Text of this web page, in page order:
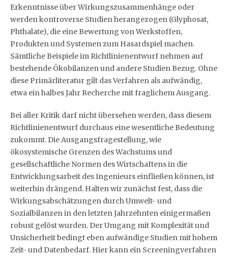
Erkenntnisse über Wirkungszusammenhänge oder
werden kontroverse Studien herangezogen (Glyphosat,
Phthalate), die eine Bewertung von Werkstoffen,
Produkten und Systemen zum Hasardspiel machen.
Sämtliche Beispiele im Richtlinienentwurf nehmen auf
bestehende Ökobilanzen und andere Studien Bezug. Ohne
diese Primärliteratur gilt das Verfahren als aufwändig,
etwa ein halbes Jahr Recherche mit fraglichem Ausgang.
Bei aller Kritik darf nicht übersehen werden, dass diesem
Richtlinienentwurf durchaus eine wesentliche Bedeutung
zukommt. Die Ausgangsfragestellung, wie
ökosystemische Grenzen des Wachstums und
gesellschaftliche Normen des Wirtschaftens in die
Entwicklungsarbeit des Ingenieurs einfließen können, ist
weiterhin drängend. Halten wir zunächst fest, dass die
Wirkungsabschätzungen durch Umwelt- und
Sozialbilanzen in den letzten Jahrzehnten einigermaßen
robust gelöst wurden. Der Umgang mit Komplexität und
Unsicherheit bedingt eben aufwändige Studien mit hohem
Zeit- und Datenbedarf. Hier kann ein Screeningverfahren